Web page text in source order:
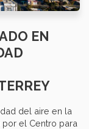
EN
del aire en la
el Centro para